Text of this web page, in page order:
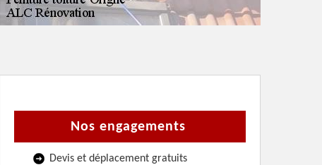
Nos engagements
Devis et déplacement gratuits